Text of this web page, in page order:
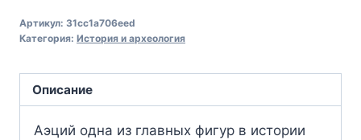
Артикул: 31cc1a706eed
Категория: История и археология
Описание
Аэций одна из главных фигур в истории